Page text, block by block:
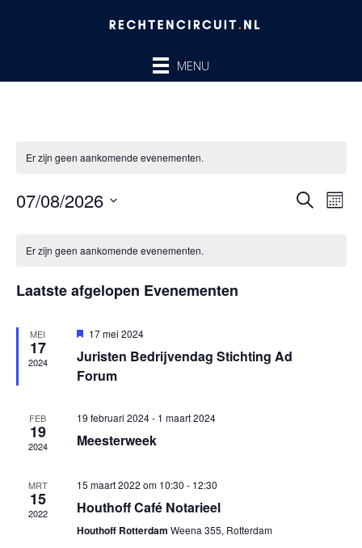
MENU
Er zijn geen aankomende evenementen.
ZOEKEN
07/08/2026
datum.
van
Er zijn geen aankomende evenementen.
Laatste afgelopen Evenementen
MEI
17
2024
Uitgelicht
17 mei 2024
Juristen Bedrijvendag Stichting Ad
Forum
FEB
19
2024
19 februari 2024- 1 maart 2024
Meesterweek
MRT
15
2022
15 maart 2022 om 10:30 - 12:30
Houthoff Café Notarieel
Houthoff Rotterdam Weena 355, Rotterdam